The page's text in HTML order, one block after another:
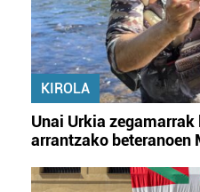
KIROLA
Unai Urkia
arrantzako beteranoen